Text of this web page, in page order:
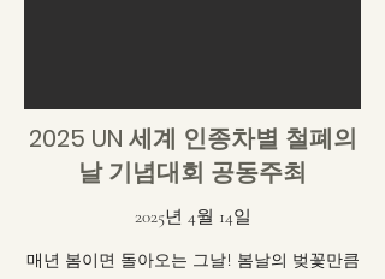
2025 UN 세계 인종차별 철폐의
날 기념대회 공동주최
2025년 4월 14일
매년 봄이면 돌아오는 그날! 봄날의 벚꽃만큼